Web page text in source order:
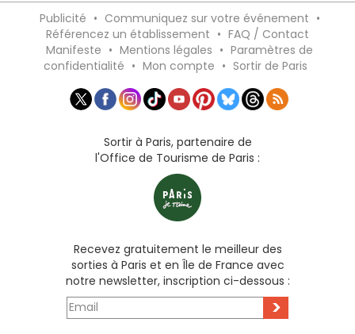
Publicité • Communiquez sur votre événement •
Référencez un établissement • FAQ / Contact
Manifeste • Mentions légales • Paramètres de
confidentialité • Mon compte • Sortir de Paris
Sortir à Paris, partenaire de
l'Office de Tourisme de Paris :
Recevez gratuitement le meilleur des
sorties à Paris et en Île de France avec
notre newsletter, inscription ci-dessous :
>